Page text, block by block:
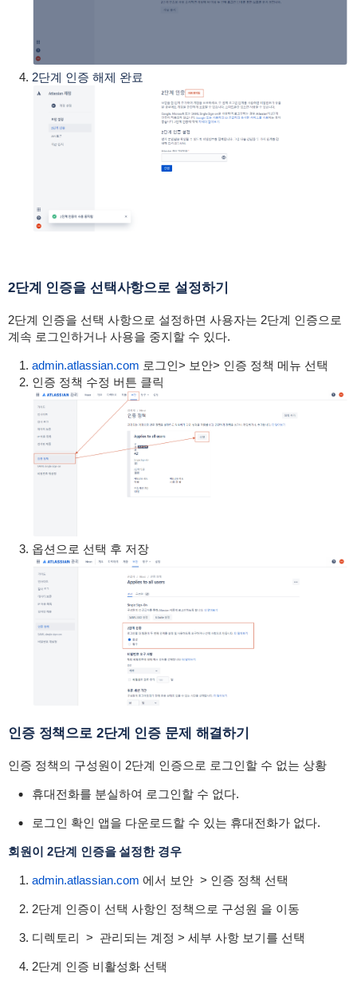
2단계 인증 해제 완료
2단계 인증을 선택사항으로 설정하기
2단계 인증을 선택 사항으로 설정하면 사용자는 2단계 인증으로
계속 로그인하거나 사용을 중지할 수 있다.
admin.atlassian.com 로그인> 보안> 인증 정책 메뉴 선택
인증 정책 수정 버튼 클릭
옵션으로 선택 후 저장
인증 정책으로 2단계 인증 문제 해결하기
인증 정책의 구성원이 2단계 인증으로 로그인할 수 없는 상황
휴대전화를 분실하여 로그인할 수 없다.
로그인 확인 앱을 다운로드할 수 있는 휴대전화가 없다.
회원이 2단계 인증을 설정한경우
admin.atlassian.com 에서 보안 > 인증 정책 선택
2단계 인증이 선택 사항인 정책으로 구성원 을 이동
디렉토리 > 관리되는 계정 > 세부 사항 보기를 선택
2단계 인증 비활성화 선택